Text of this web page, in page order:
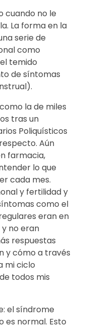
cuando no le
La forma en la
serie de
como
temido
de síntomas
la de miles
tras un
Poliquísticos
Aún
farmacia,
lo que
cada mes.
y fertilidad y
como el
eran en
no eran
respuestas
y cómo a través
mi ciclo
todos mis
el síndrome
es normal. Esto